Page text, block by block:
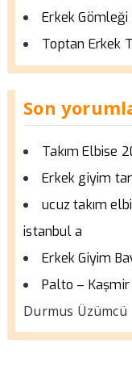
Erkek Gömleği
Toptan Erkek
Son
Takım Elbise
Erkek giyim
ucuz takım
istanbul a
Erkek Giyim
Palto –
Durmus Üzümcü